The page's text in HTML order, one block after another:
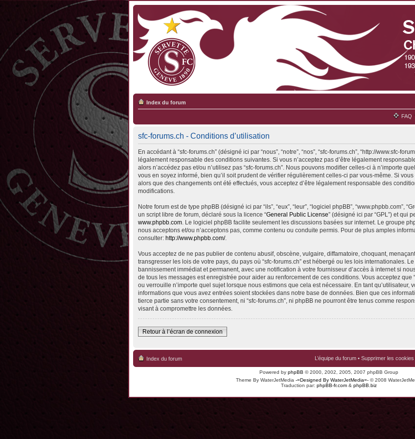
Index du forum
FAQ
sfc-forums.ch - Conditions d’utilisation
En accédant à “sfc-forums.ch” (désigné ici par “nous”, “notre”, “nos”, “sfc-forums.ch”, “http://www.sfc-
légalement responsable des conditions suivantes. Si vous n’acceptez pas d’être légalement
alors n’accédez pas et/ou n’utilisez pas “sfc-forums.ch”. Nous pouvons modifier celles-ci à n’importe
vous en soyez informé, bien qu’il soit prudent de vérifier régulièrement celles-ci par vous-même. Si vous
alors que des changements ont été effectués, vous acceptez d’être légalement responsable des
modifications.
Notre forum est de type phpBB (désigné ici par “ils”, “eux”, “leur”, “logiciel phpBB”, “www.phpbb.com”,
un script libre de forum, déclaré sous la licence “General Public License” (désigné ici par “GPL”) et qui
www.phpbb.com. Le logiciel phpBB facilite seulement les discussions basées sur internet. Le groupe
nous acceptons et/ou n’acceptons pas, comme contenu ou conduite permis. Pour de plus amples
consulter: http://www.phpbb.com/.
Vous acceptez de ne pas publier de contenu abusif, obscène, vulgaire, diffamatoire, choquant,
transgresser les lois de votre pays, du pays où “sfc-forums.ch” est hébergé ou les lois internationales.
bannissement immédiat et permanent, avec une notification à votre fournisseur d’accès à internet si
de tous les messages est enregistrée pour aider au renforcement de ces conditions. Vous acceptez que
ou verrouille n’importe quel sujet lorsque nous estimons que cela est nécessaire. En tant qu’utilisateur,
informations que vous avez entrées soient stockées dans notre base de données. Bien que ces
tierce partie sans votre consentement, ni “sfc-forums.ch”, ni phpBB ne pourront être tenus comme
visant à compromettre les données.
Retour à l’écran de connexion
Index du forum L’équipe du forum • Supprimer les
Powered by phpBB © 2000, 2002, 2005, 2007 phpBB Group
Theme By WaterJetMedia -=Designed By WaterJetMedia=- © 2008
Traduction par: phpBB-fr.com & phpBB.biz